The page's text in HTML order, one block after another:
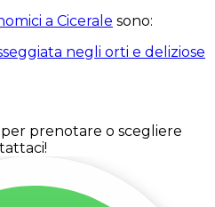
a Cicerale sono:
negli orti e deliziose
prenotare o scegliere